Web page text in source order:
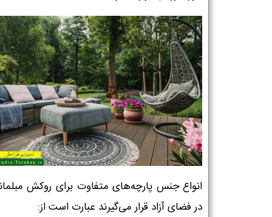
انواع جنس پارچه‌های متفاوت برای روکش
در فضای آزاد قرار می‌گیرند عبارت است از: